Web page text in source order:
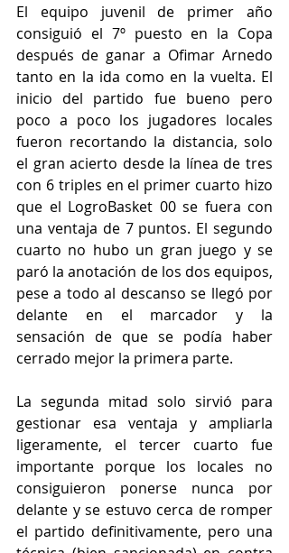
El equipo juvenil de primer año
consiguió el 7º puesto en la Copa
después de ganar a Ofimar Arnedo
tanto en la ida como en la vuelta. El
inicio del partido fue bueno pero
poco a poco los jugadores locales
fueron recortando la distancia, solo
el gran acierto desde la línea de tres
con 6 triples en el primer cuarto hizo
que el LogroBasket 00 se fuera con
una ventaja de 7 puntos. El segundo
cuarto no hubo un gran juego y se
paró la anotación de los dos equipos,
pese a todo al descanso se llegó por
delante en el marcador y la
sensación de que se podía haber
cerrado mejor la primera parte.
La segunda mitad solo sirvió para
gestionar esa ventaja y ampliarla
ligeramente, el tercer cuarto fue
importante porque los locales no
consiguieron ponerse nunca por
delante y se estuvo cerca de romper
el partido definitivamente, pero una